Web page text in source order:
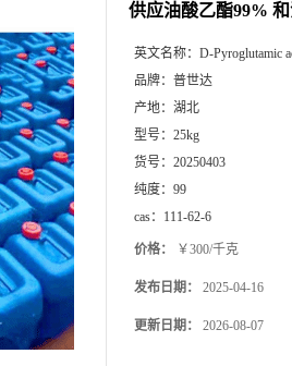
供应油酸乙酯99%
英文名称： D-Pyroglutamic
品牌： 普世达
产地： 湖北
型号： 25kg
货号： 20250403
纯度： 99
cas： 111-62-6
价格： ￥300/千克
发布日期： 2025-04-16
更新日期： 2026-08-07